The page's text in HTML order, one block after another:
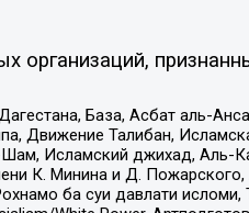
База, Асбат аль-
Движение Талибан,
Исламский джихад, Аль-
К. Минина и Д. Пожарского,
ба суи давлати исломи,